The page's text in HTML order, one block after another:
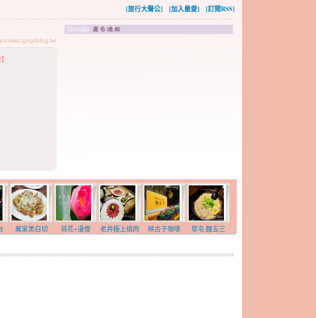
[旅行大聲公] [加入最愛] [訂閱RSS]
萬家黑白切 荷花+漫俚 老井極上燒肉 映古子咖啡 草屯 麵五三